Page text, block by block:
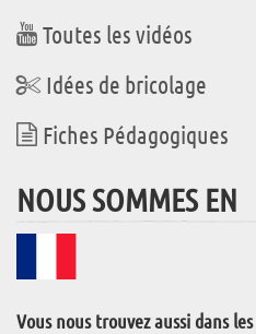
Toutes les vidéos
Idées de bricolage
Fiches Pédagogiques
NOUS SOMMES EN
Vous nous trouvez aussi dans